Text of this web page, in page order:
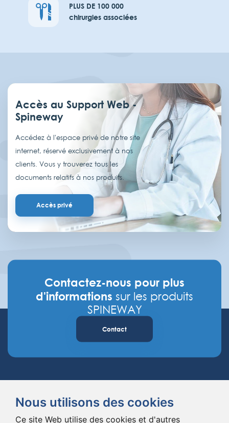
Nous utilisons des cookies
Ce site Web utilise des cookies et d'autres
PLUS DE 100 000
chirurgies associées
Accès au Support Web -
Spineway
Accédez à l'espace privé de notre site
internet, réservé exclusivement à nos
clients. Vous y trouverez tous les
documents relatifs à nos produits.
Accès privé
Contactez-nous pour plus
d'informations sur les produits
SPINEWAY
Contact